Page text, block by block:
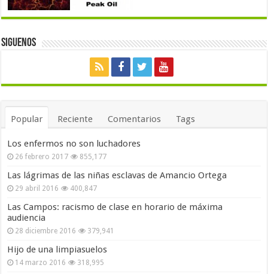
Siguenos
Popular Reciente Comentarios Tags
Los enfermos no son luchadores
26 febrero 2017 855,177
Las lágrimas de las niñas esclavas de Amancio Ortega
29 abril 2016 400,847
Las Campos: racismo de clase en horario de máxima
audiencia
28 diciembre 2016 379,941
Hijo de una limpiasuelos
14 marzo 2016 318,995